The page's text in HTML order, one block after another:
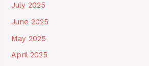
July 2025
June 2025
May 2025
April 2025